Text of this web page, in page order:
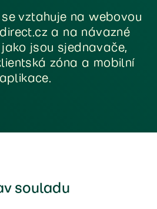
vztahuje na webovou
a na návazné
jsou sjednavače,
zóna a mobilní
aplikace.
souladu